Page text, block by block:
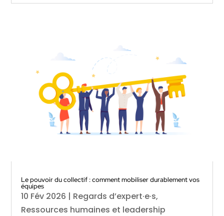
Le pouvoir du collectif : comment mobiliser durablement vos
équipes
10 Fév 2026 | Regards d’expert·e·s,
Ressources humaines et leadership